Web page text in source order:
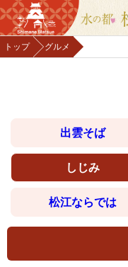
トップ グルメ
出雲そば
しじみ
松江ならでは